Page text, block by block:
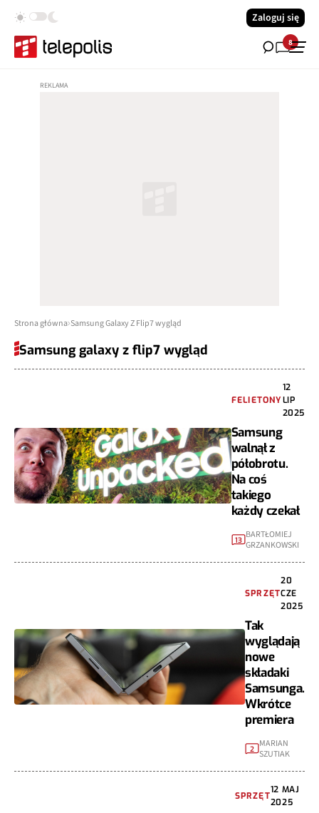
Zaloguj się
8
Strona główna Samsung Galaxy Z Flip7 wygląd
Samsung galaxy z flip7 wygląd
FELIETONY
12
LIP
2025
Samsung
walnął z
półobrotu.
Na coś
takiego
każdy czekał
13 BARTŁOMIEJ
GRZANKOWSKI
SPRZĘT
20
CZE
2025
Tak
wyglądają
nowe
składaki
Samsunga.
Wkrótce
premiera
2
MARIAN
SZUTIAK
SPRZĘT
12 MAJ
2025